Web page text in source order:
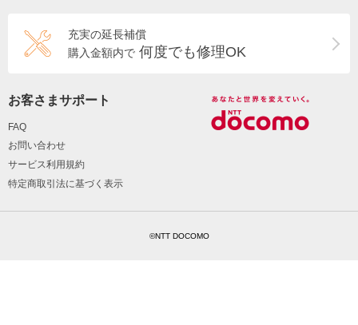
充実の延長補償
購入金額内で 何度でも修理OK
お客さまサポート
FAQ
お問い合わせ
サービス利用規約
特定商取引法に基づく表示
©NTT DOCOMO